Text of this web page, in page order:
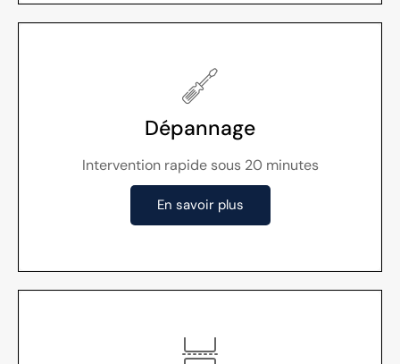
Dépannage
Intervention rapide sous 20 minutes
En savoir plus